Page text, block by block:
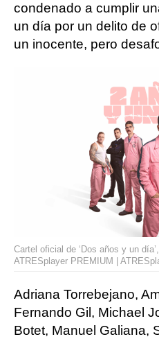
condenado a cumplir
un día por un delito de
un inocente, pero
Cartel oficial de ‘Dos años y un
ATRESplayer PREMIUM |
Adriana Torrebejano,
Fernando Gil, Michael
Botet, Manuel Galiana,